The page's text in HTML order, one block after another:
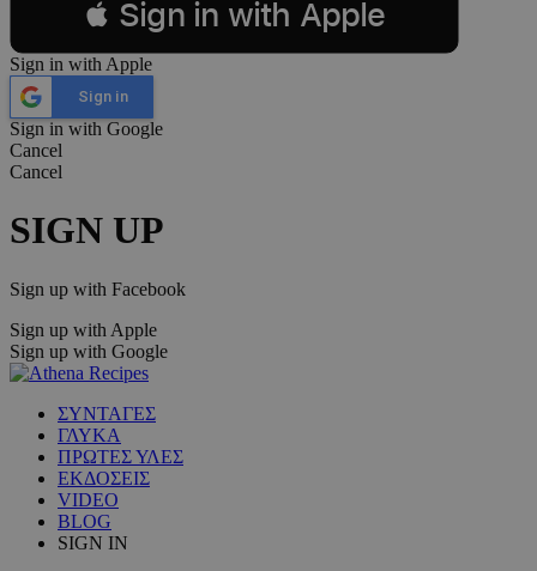
 Sign in with Apple
Sign in with Apple
Sign in
Sign in with Google
Cancel
Cancel
SIGN UP
Sign up with Facebook
Sign up with Apple
Sign up with Google
ΣΥΝΤΑΓΕΣ
ΓΛΥΚΑ
ΠΡΩΤΕΣ ΥΛΕΣ
ΕΚΔΟΣΕΙΣ
VIDEO
BLOG
SIGN IN